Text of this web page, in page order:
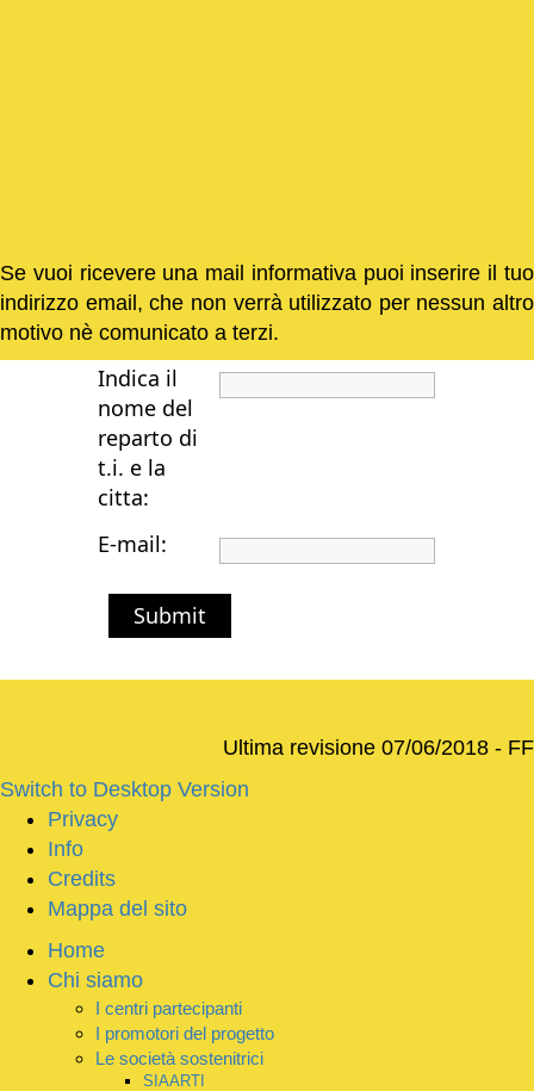
Se vuoi ricevere una mail informativa puoi inserire il tuo
indirizzo email, che non verrà utilizzato per nessun altro
motivo nè comunicato a terzi.
Indica il
nome del
reparto di
t.i. e la
citta:
E-mail:
Submit
Ultima revisione 07/06/2018 - FF
Switch to Desktop Version
Privacy
Info
Credits
Mappa del sito
Home
Chi siamo
I centri partecipanti
I promotori del progetto
Le società sostenitrici
SIAARTI